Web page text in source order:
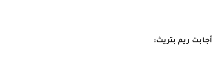
أجابت ريم بتريث: